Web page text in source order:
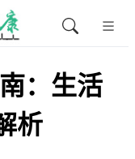
：生活
析